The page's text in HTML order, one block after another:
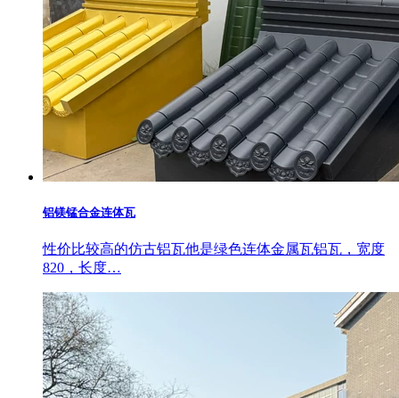
铝镁锰合金连体瓦
性价比较高的仿古铝瓦他是绿色连体金属瓦铝瓦，宽度
820，长度…